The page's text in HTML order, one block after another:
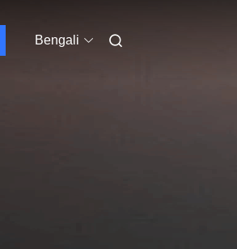
Bengali